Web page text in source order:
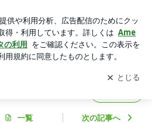
ブログの更新通知
を受け取りまし
開く
一覧 次の記事へ